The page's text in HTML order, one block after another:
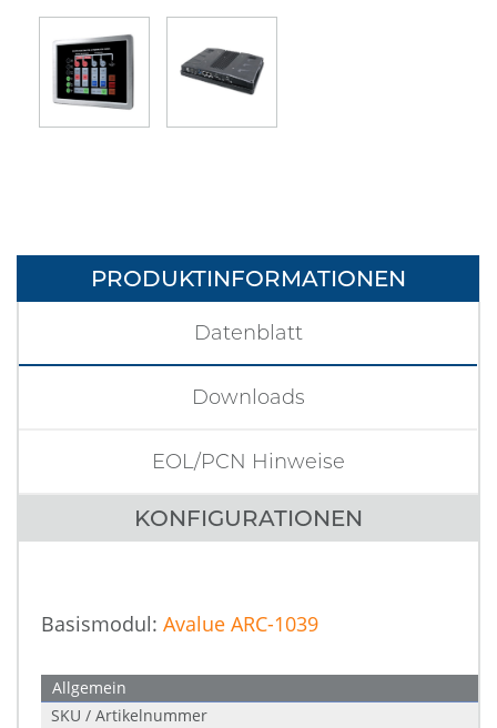
PRODUKTINFORMATIONEN
KONFIGURATIONEN
Datenblatt
Downloads
EOL/PCN Hinweise
Basismodul: Avalue ARC-1039
Allgemein
SKU / Artikelnummer